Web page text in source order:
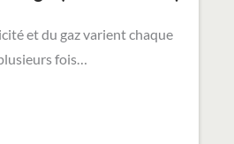
et du gaz varient chaque
fois…